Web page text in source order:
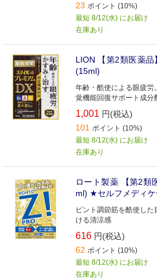
23 ポイント (10%)
最短 8/12(水) にお届け
在庫あり
LION 【第2類医薬
(15ml)
年齢・酷使による眼疲
覚機能回復サポート成分
す。
1,001 円(税込)
101 ポイント (10%)
最短 8/12(水) にお届け
在庫あり
ロート製薬 【第2類
ml) ★セルフメディ
ピント調節筋を酷使し
ける清涼感
616 円(税込)
62 ポイント (10%)
最短 8/12(水) にお届け
在庫あり